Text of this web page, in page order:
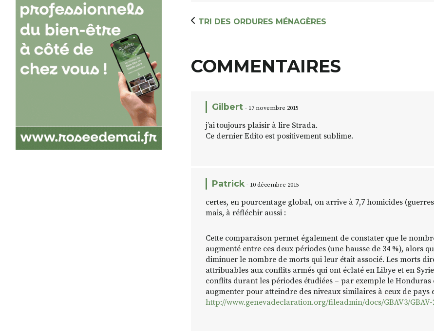
TRI DES ORDURES MÉNAGÈRES
COMMENTAIRES
Gilbert - 17 novembre 2015
j’ai toujours plaisir à lire Strada.
Ce dernier Edito est positivement sublime.
Patrick - 10 décembre 2015
certes, en pourcentage global, on arrive à 7,7 homicides
mais, à réfléchir aussi :
Cette comparaison permet également de constater que le
augmenté entre ces deux périodes (une hausse de 34 %), alors
diminuer le nombre de morts qui leur était associé. Les morts
attribuables aux conflits armés qui ont éclaté en Libye et en
conflits durant les périodes étudiées – par exemple le
augmenter pour atteindre des niveaux similaires à ceux de pays
http://www.genevadeclaration.org/fileadmin/docs/GBAV3/GBAV-